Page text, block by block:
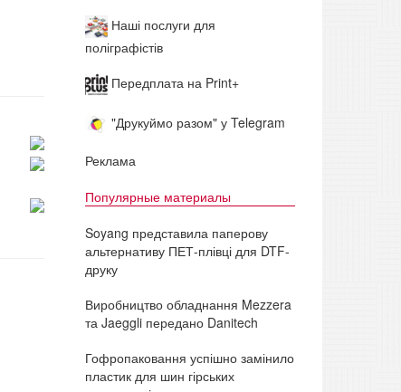
Наші послуги для
поліграфістів
Передплата на Print+
"Друкуймо разом" у Telegram
Реклама
Популярные материалы
Soyang представила паперову
альтернативу ПЕТ-плівці для DTF-
друку
Виробництво обладнання Mezzera
та Jaeggli передано Danitech
Гофропаковання успішно замінило
пластик для шин гірських